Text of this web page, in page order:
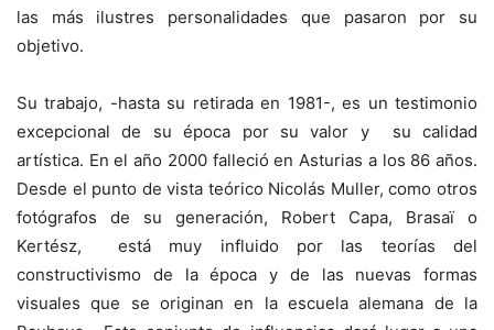
las más ilustres personalidades que pasaron por su
objetivo.
Su trabajo, -hasta su retirada en 1981-, es un testimonio
excepcional de su época por su valor y su calidad
artística. En el año 2000 falleció en Asturias a los 86 años.
Desde el punto de vista teórico Nicolás Muller, como otros
fotógrafos de su generación, Robert Capa, Brasaï o
Kertész, está muy influido por las teorías del
constructivismo de la época y de las nuevas formas
visuales que se originan en la escuela alemana de la